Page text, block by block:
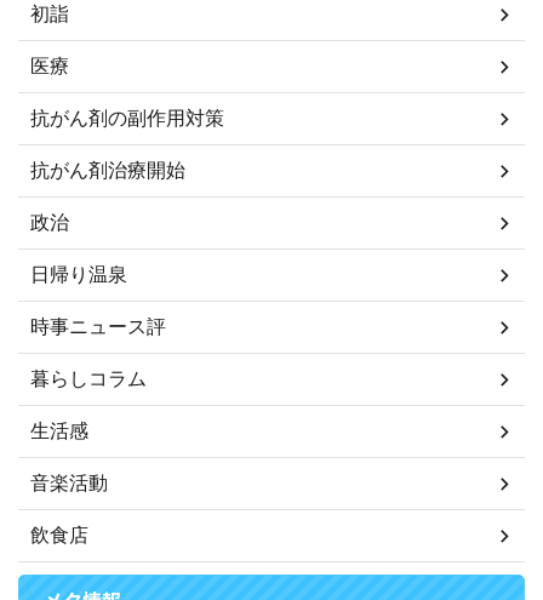
初詣
医療
抗がん剤の副作用対策
抗がん剤治療開始
政治
日帰り温泉
時事ニュース評
暮らしコラム
生活感
音楽活動
飲食店